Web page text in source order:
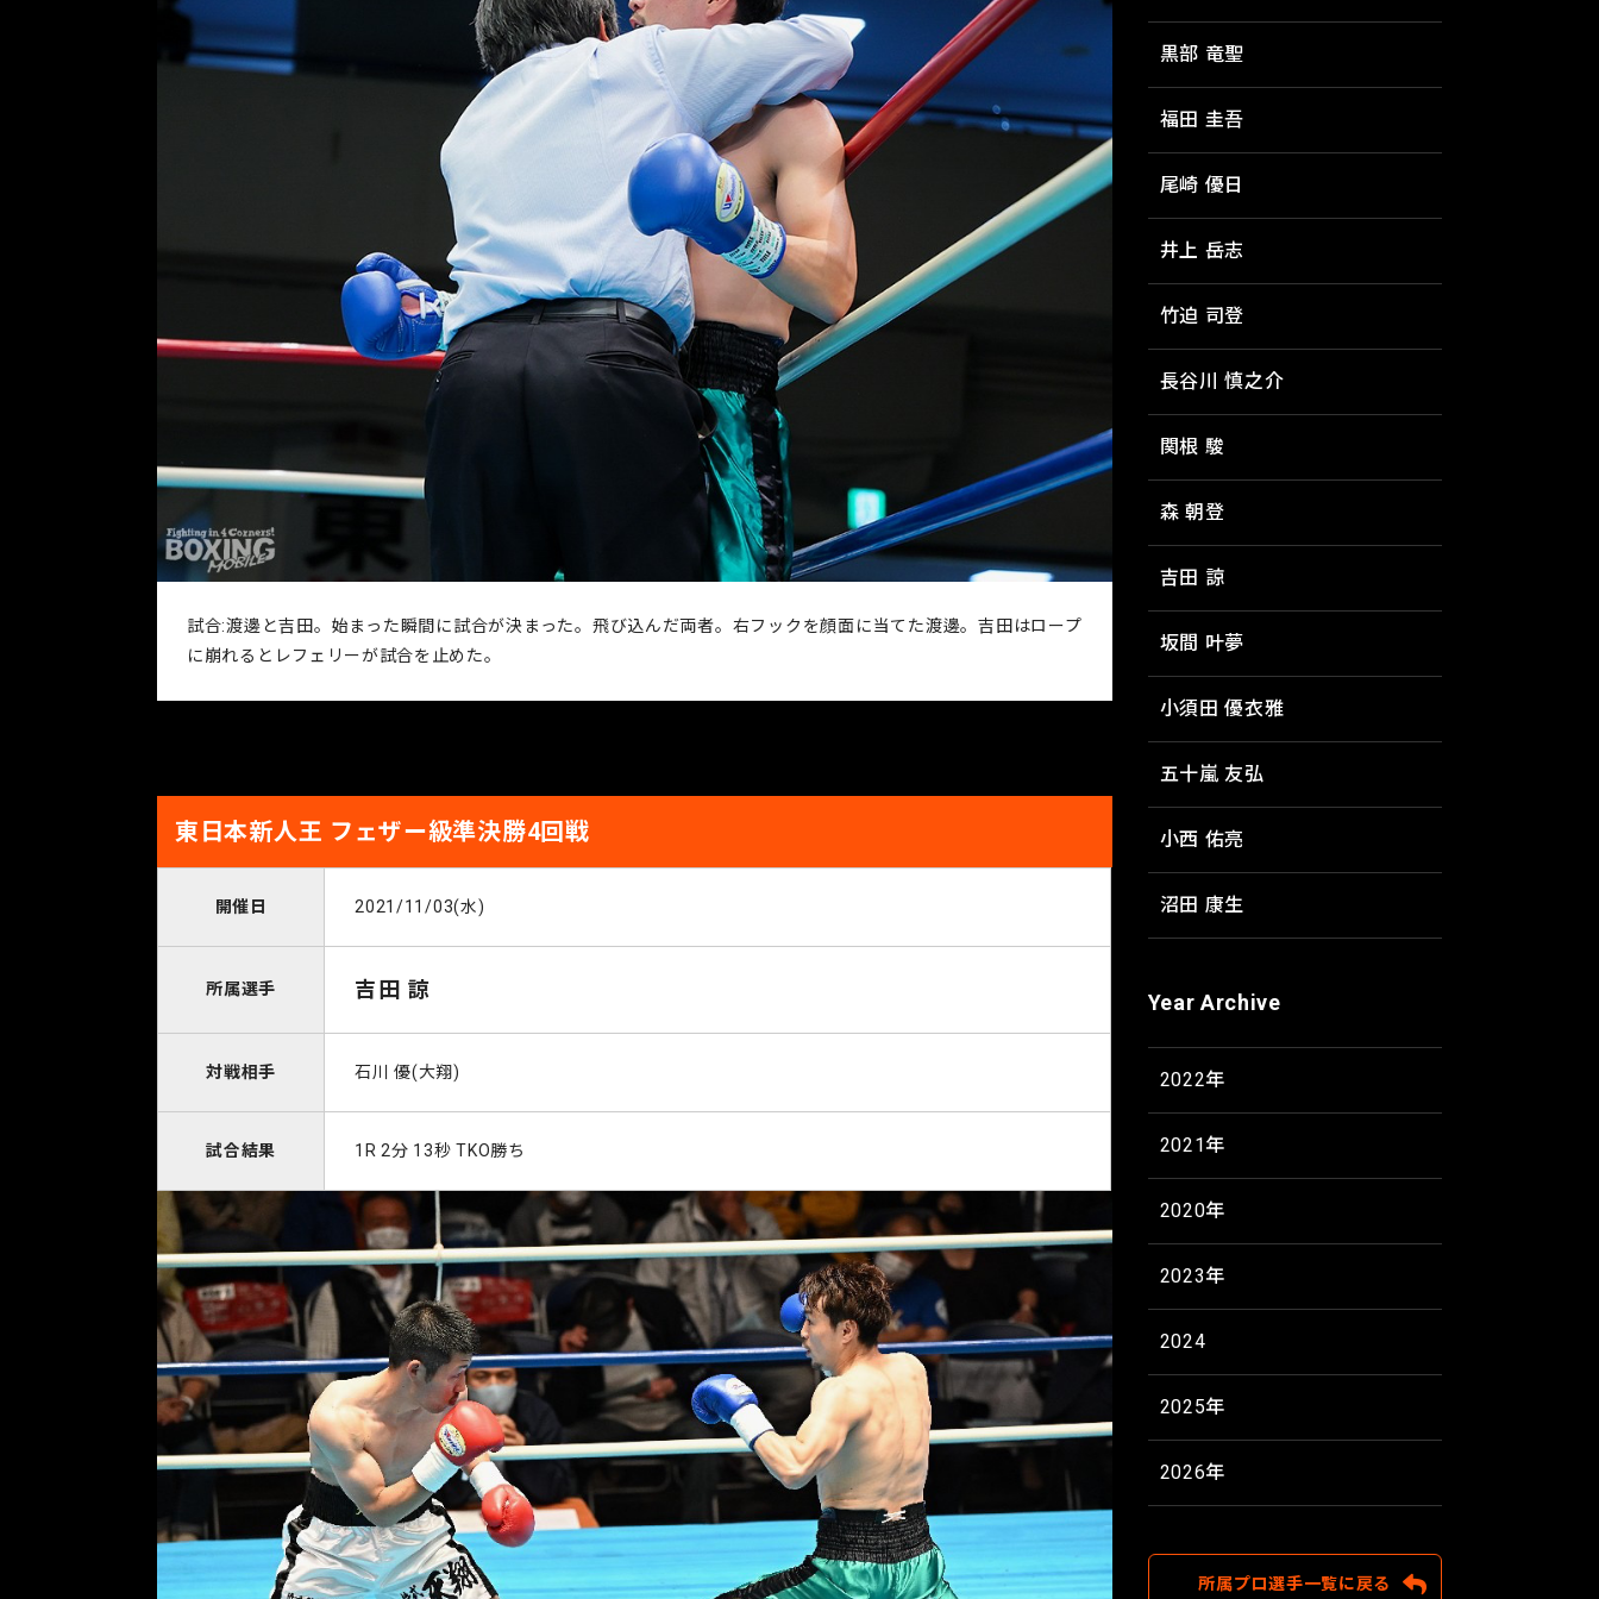
試合:渡邊と吉田。始まった瞬間に試合が決まった。飛び込んだ両者。右フックを顔面に当てた渡邊。吉田はロープ
に崩れるとレフェリーが試合を止めた。
東日本新人王 フェザー級準決勝4回戦
開催日 2021/11/03(水)
所属選手 吉田 諒
対戦相手 石川 優(大翔)
試合結果 1R 2分 13秒 TKO勝ち
黒部 竜聖
福田 圭吾
尾崎 優日
井上 岳志
竹迫 司登
長谷川 慎之介
関根 駿
森 朝登
吉田 諒
坂間 叶夢
小須田 優衣雅
五十嵐 友弘
小西 佑亮
沼田 康生
Year Archive
2022年
2021年
2020年
2023年
2024
2025年
2026年
所属プロ選手一覧に戻る